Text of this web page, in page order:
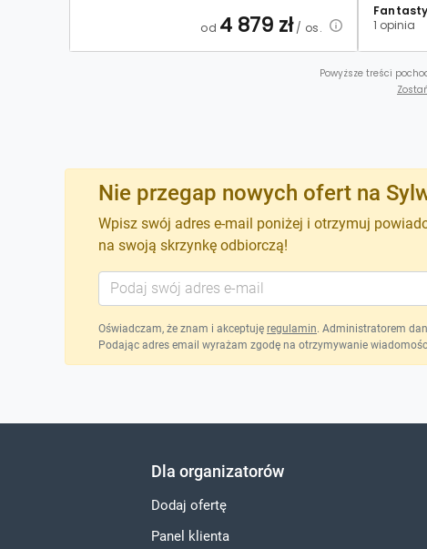
od 4 879 zł/ os.
1 opinia
Powyższe treści
Nie przegap nowych ofert na
Wpisz swój adres e-mail poniżej i otrzymuj
na swoją skrzynkę odbiorczą!
Oświadczam, że znam i akceptuję regulamin. Administratorem
Podając adres email wyrażam zgodę na otrzymywanie
Dla organizatorów
Dodaj ofertę
Panel klienta